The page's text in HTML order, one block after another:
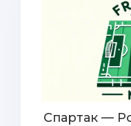
Спартак —